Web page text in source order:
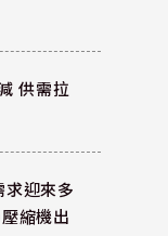
供需拉
求迎來多
縮機出